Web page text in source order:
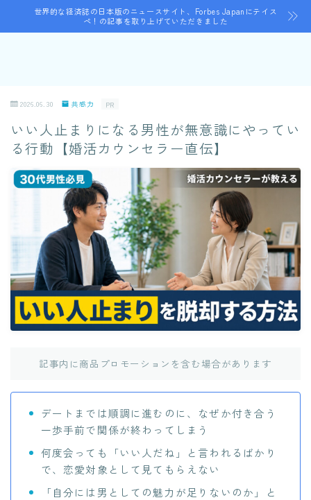
世界的な経済誌の日本版のニュースサイト、Forbes Japanにテイス
ペ！の記事を取り上げていただきました
2026.06.30 共感力 PR
いい人止まりになる男性が無意識にやってい
る行動【婚活カウンセラー直伝】
記事内に商品プロモーションを含む場合があります
デートまでは順調に進むのに、なぜか付き合う
一歩手前で関係が終わってしまう
何度会っても「いい人だね」と言われるばかり
で、恋愛対象として見てもらえない
「自分には男としての魅力が足りないのか」と